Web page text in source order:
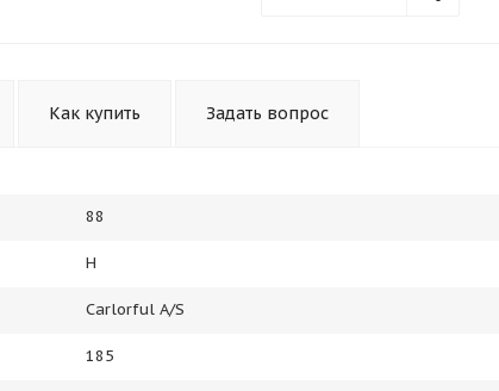
Как купить Задать вопрос
88
H
Carlorful A/S
185
Подробнееоб оплате Плайтом